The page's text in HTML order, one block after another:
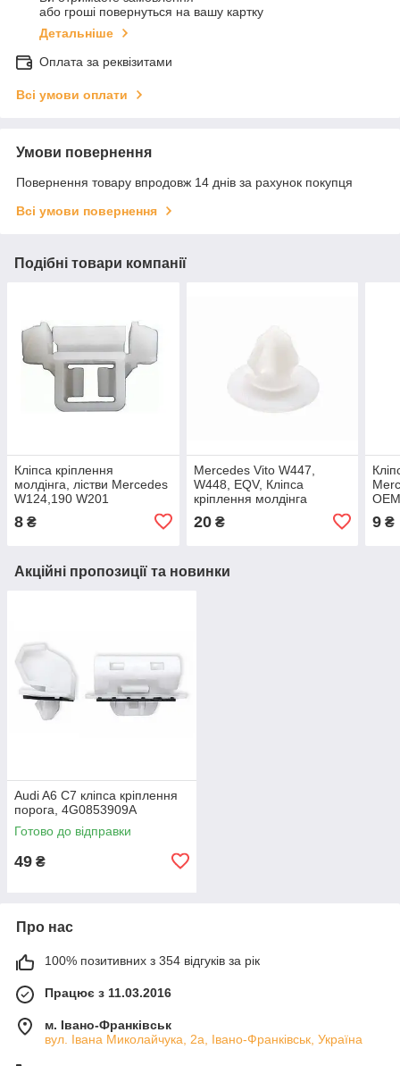
або гроші повернуться на вашу картку
Детальніше
Оплата за реквізитами
Всі умови оплати
Умови повернення
Повернення товару впродовж 14 днів за рахунок покупця
Всі умови повернення
Подібні товари компанії
Кліпса кріплення
молдінга, лістви Mercedes
W124,190 W201
8 ₴
Mercedes Vito W447,
W448, EQV, Кліпса
кріплення молдінга
A0049911870
20₴ 9 ₴
Акційні пропозиції та новинки
Audi A6 C7 кліпса кріплення
порога, 4G0853909A
Готово до відправки
49 ₴
Про нас
100% позитивних з 354 відгуків за рік
Працює з 11.03.2016
м. Івано-Франківськ
вул. Івана Миколайчука, 2а, Івано-Франківськ, Україна